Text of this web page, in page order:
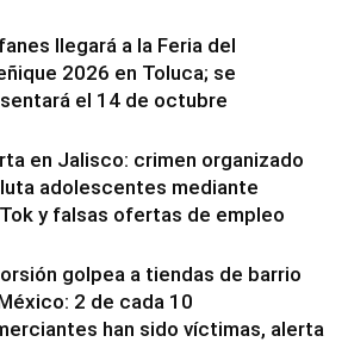
llegará a la Feria del
2026 en Toluca; se
el 14 de octubre
en Jalisco: crimen organizado
adolescentes mediante
y falsas ofertas de empleo
golpea a tiendas de barrio
2 de cada 10
han sido víctimas, alerta